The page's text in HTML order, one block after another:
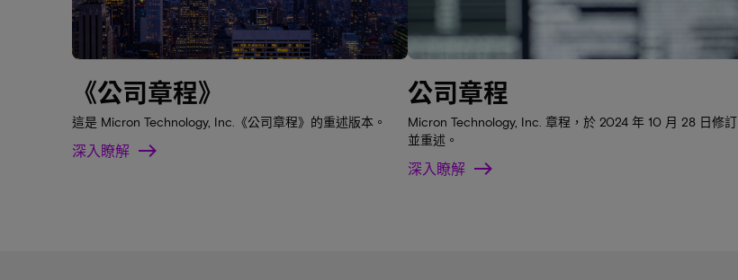
《公司章程》
這是 Micron Technology, Inc.《公司章程》的重述版本。
深入瞭解
公司章程
Micron Technology, Inc. 章程，於 2024 年 10 月 28 日修訂
並重述。
深入瞭解